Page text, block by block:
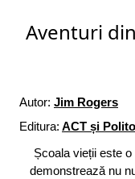
Aventuri
Autor: Jim Rogers
Editura: ACT și
Școala vieții este
demonstrează nu